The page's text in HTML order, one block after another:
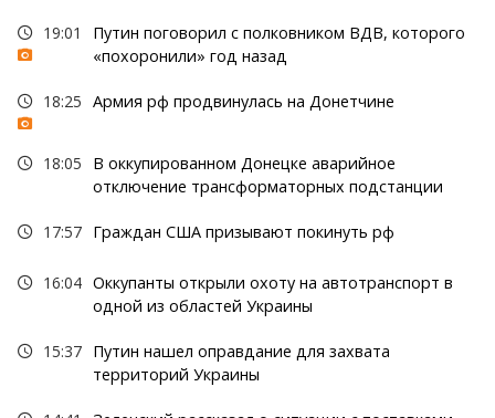
19:01
Путин поговорил с полковником ВДВ, которого
«похоронили» год назад
18:25 Армия рф продвинулась на Донетчине
18:05
В оккупированном Донецке аварийное
отключение трансформаторных подстанции
17:57 Граждан США призывают покинуть рф
16:04 Оккупанты открыли охоту на автотранспорт в
одной из областей Украины
15:37 Путин нашел оправдание для захвата
территорий Украины